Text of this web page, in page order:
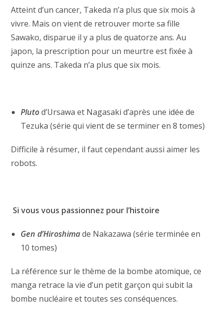
Atteint d’un cancer, Takeda n’a plus que six mois à
vivre. Mais on vient de retrouver morte sa fille
Sawako, disparue il y a plus de quatorze ans. Au
japon, la prescription pour un meurtre est fixée à
quinze ans. Takeda n’a plus que six mois.
Pluto d’Ursawa et Nagasaki d’après une idée de
Tezuka (série qui vient de se terminer en 8 tomes)
Difficile à résumer, il faut cependant aussi aimer les
robots.
Si vous vous passionnez pour l’histoire
Gen d’Hiroshima de Nakazawa (série terminée en
10 tomes)
La référence sur le thème de la bombe atomique, ce
manga retrace la vie d’un petit garçon qui subit la
bombe nucléaire et toutes ses conséquences.